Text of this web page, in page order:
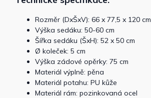
Rozměr (DxŠxV): 66 x 77,5 x 120 cm
Výška sedáku: 50-60 cm
Šířka sedáku (ŠxH): 52 x 50 cm
Ø koleček: 5 cm
Výška zádové opěrky: 75 cm
Materiál výplně: pěna
Materiál potahu: PU kůže
Materiál rám: pozinkovaná ocel